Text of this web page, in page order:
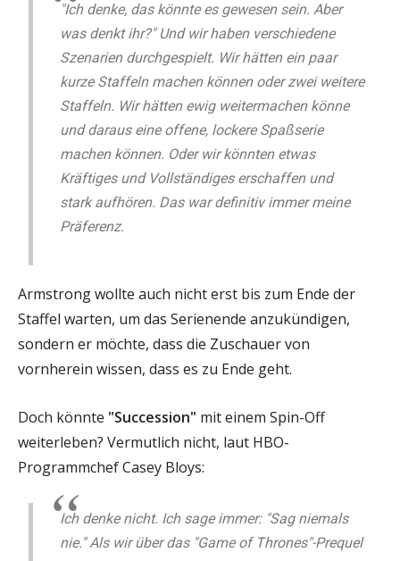
"Ich denke, das könnte es gewesen sein. Aber
was denkt ihr?" Und wir haben verschiedene
Szenarien durchgespielt. Wir hätten ein paar
kurze Staffeln machen können oder zwei weitere
Staffeln. Wir hätten ewig weitermachen könne
und daraus eine offene, lockere Spaßserie
machen können. Oder wir könnten etwas
Kräftiges und Vollständiges erschaffen und
stark aufhören. Das war definitiv immer meine
Präferenz.
Armstrong wollte auch nicht erst bis zum Ende der
Staffel warten, um das Serienende anzukündigen,
sondern er möchte, dass die Zuschauer von
vornherein wissen, dass es zu Ende geht.
Doch könnte "Succession" mit einem Spin-Off
weiterleben? Vermutlich nicht, laut HBO-
Programmchef Casey Bloys:
Ich denke nicht. Ich sage immer: "Sag niemals
nie." Als wir über das "Game of Thrones"-Prequel